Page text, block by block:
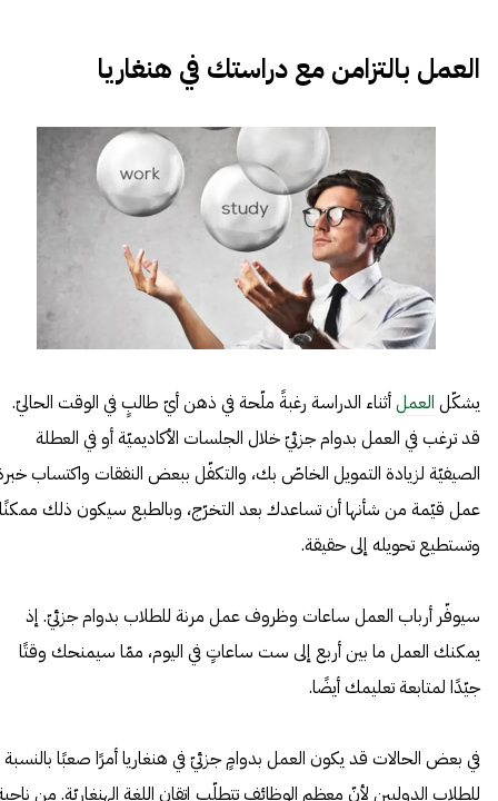
العمل بالتزامن مع دراستك في هنغاريا
يشكّل العملأثناء الدراسة رغبةً ملّحة في ذهن أيّ طالبٍ في الوقت الحاليّ.
قد ترغب في العمل بدوام جزئيّ خلال الجلسات الأكاديميّة أو في العطلة
الصيفيّة لزيادة التمويل الخاصّ بك، والتكفّل ببعض النفقات واكتساب
عمل قيّمة من شأنها أن تساعدك بعد التخرّج، وبالطبع سيكون ذلك ممكنًا
وتستطيع تحويله إلى حقيقة.
سيوفّر أرباب العمل ساعات وظروف عمل مرنة للطلاب بدوام جزئيّ. إذ
يمكنك العمل ما بين أربع إلى ست ساعاتٍ في اليوم، ممّا سيمنحك وقتًا
جيّدًا لمتابعة تعليمك أيضًا.
في بعض الحالات قد يكون العمل بدوامٍ جزئيّ في هنغاريا أمرًا صعبًا بالنسبة
للطلاب الدوليين لأنّ معظم الوظائف تتطلّب إتقان اللغة الهنغاريّة. من